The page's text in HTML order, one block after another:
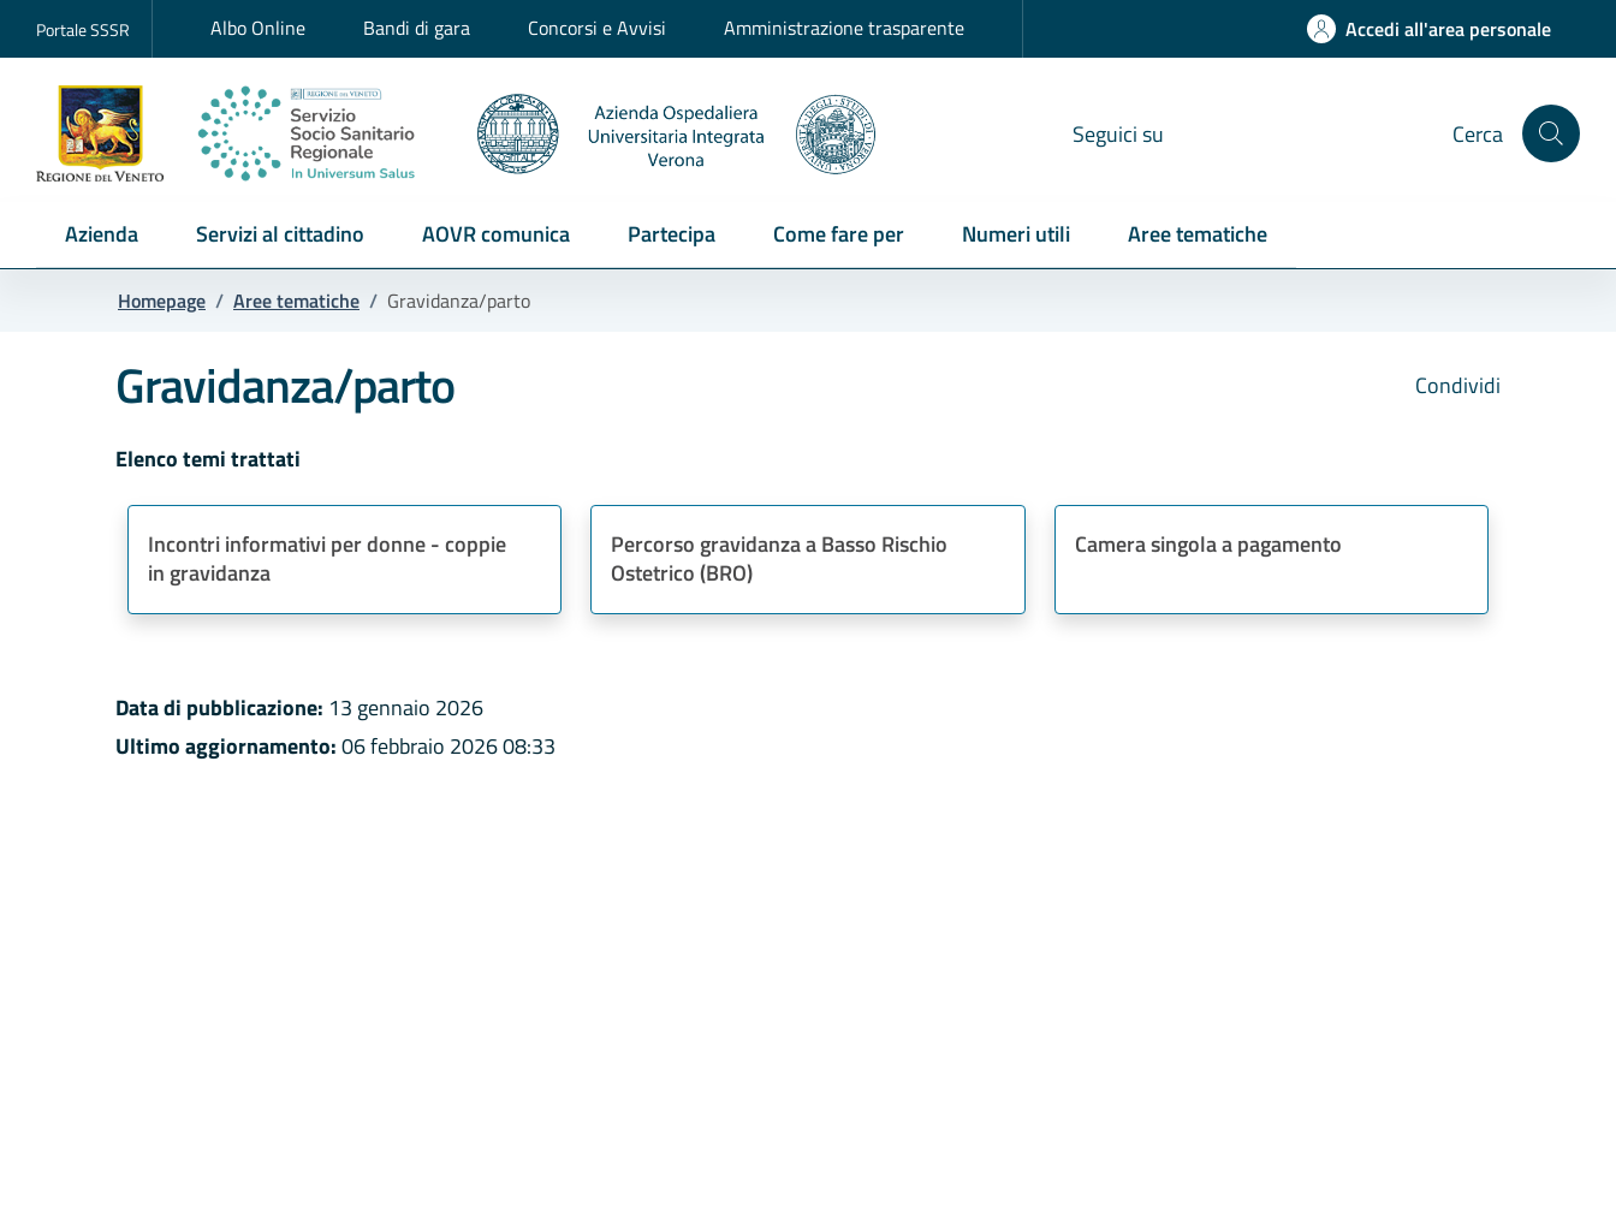
Portale SSSR Albo Online Bandi di gara Concorsi e Avvisi Amministrazione trasparente Accedi all'area personale
Seguici su Cerca
Azienda Servizi al cittadino AOVR comunica Partecipa Come fare per Numeri utili Aree tematiche
Homepage / Aree tematiche / Gravidanza/parto
Condividi
Gravidanza/parto
Elenco temi trattati
Incontri informativi per donne - coppie
in gravidanza
Percorso gravidanza a Basso Rischio
Ostetrico (BRO)
Camera singola a pagamento
Data di pubblicazione: 13 gennaio 2026
Ultimo aggiornamento:06 febbraio 2026 08:33